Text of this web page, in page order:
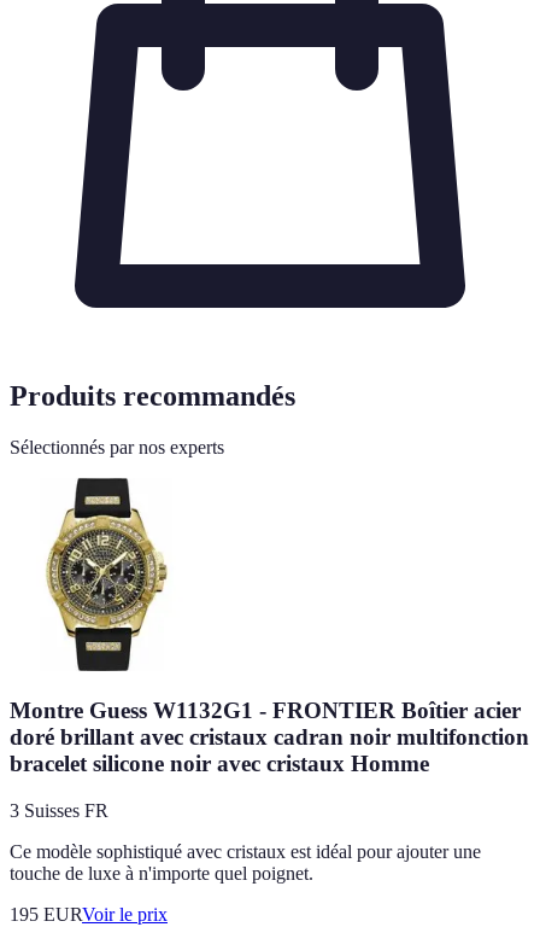
Produits recommandés
Sélectionnés par nos experts
Montre Guess W1132G1 - FRONTIER Boîtier acier
doré brillant avec cristaux cadran noir multifonction
bracelet silicone noir avec cristaux Homme
3 Suisses FR
Ce modèle sophistiqué avec cristaux est idéal pour ajouter une
touche de luxe à n'importe quel poignet.
195 EURVoir le prix